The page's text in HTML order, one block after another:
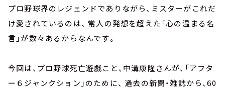
プロ野球界のレジェンドでありながら、ミスターがこれだ
け愛されているのは、 常人の発想を超えた「心の温まる名
言」が数々あるからなんです。
今回は、プロ野球死亡遊戯こと、中溝康隆さんが、「アフタ
ー６ジャンクション」のために、 過去の新聞・雑誌から、60